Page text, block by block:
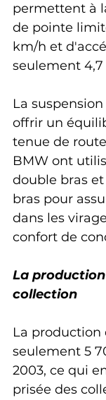
permettent à
de pointe
km/h et
seulement 4,7
La
offrir un
tenue de
BMW ont
double bras
bras pour
dans les
confort de
La
collection
La production
seulement 5
2003, ce qui
prisée des